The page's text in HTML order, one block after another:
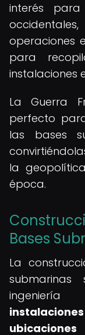
interés
operaciones
para
instalaciones
La Guerra
perfecto
las bases
la
época.
Bases
La